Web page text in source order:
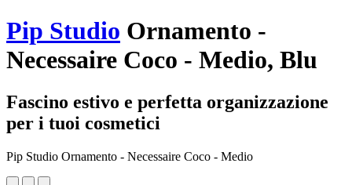
Pip Studio Ornamento -
Necessaire Coco - Medio, Blu
Fascino estivo e perfetta organizzazione
per i tuoi cosmetici
Pip Studio Ornamento - Necessaire Coco - Medio